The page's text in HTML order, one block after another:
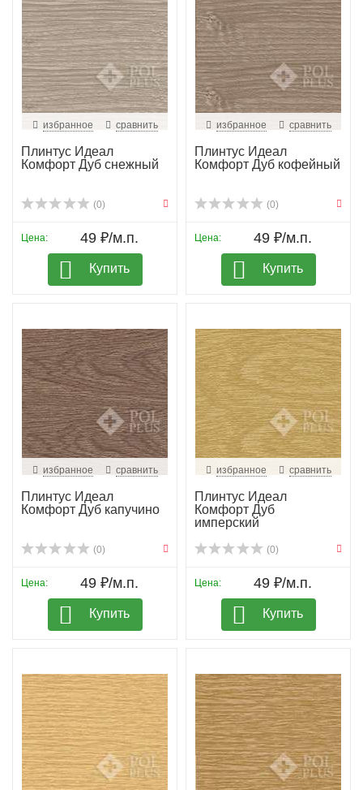
избранное сравнить
Плинтус Идеал
Комфорт Дуб снежный
(0)
Цена: 49 ₽/м.п.
Купить
избранное сравнить
Плинтус Идеал
Комфорт Дуб кофейный
(0)
Цена: 49 ₽/м.п.
Купить
избранное сравнить
Плинтус Идеал
Комфорт Дуб капучино
(0)
Цена: 49 ₽/м.п.
Купить
избранное сравнить
Плинтус Идеал
Комфорт Дуб
имперский
(0)
Цена: 49 ₽/м.п.
Купить